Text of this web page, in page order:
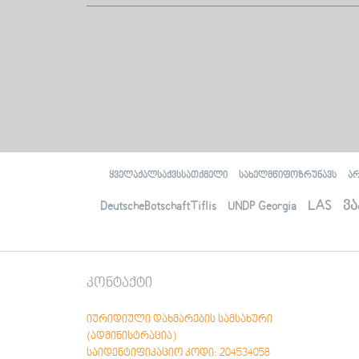
პუბლიკაციები
ყველაქალსაქვსსათქმელი სახელმწიფოზრუნავს
DeutscheBotschaftTiflis UNDP Georgia LAS
კონტაქტი
იურიდიული დახმარების სამსახური
(ადმინისტრაცია)
საიდენტიფიკაციო კოდი: 204534058